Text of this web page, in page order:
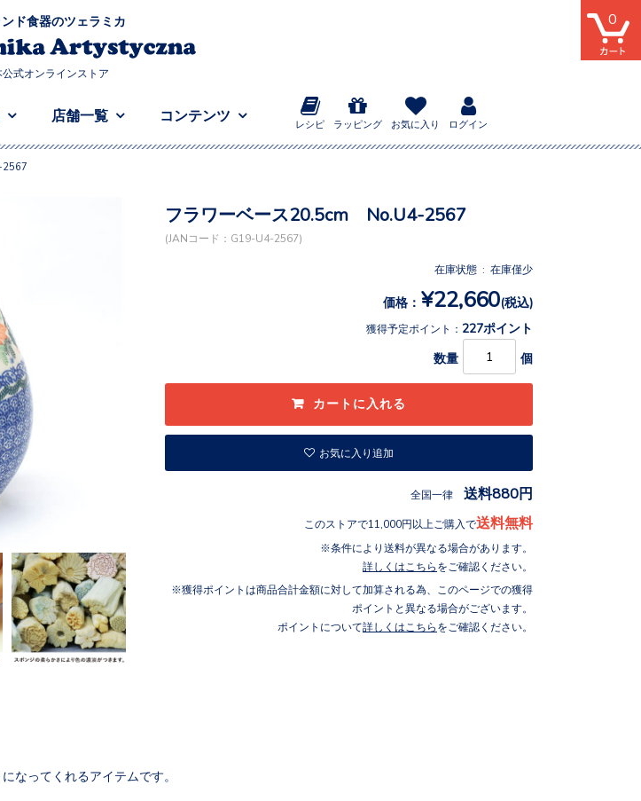
ド食器のツェラミカ
公式オンラインストア
店舗一覧 コンテンツ
レシピ ラッピング お気に入り ログイン
0
2567
フラワーベース20.5cm No.U4-2567
(JANコード：G19-U4-2567)
在庫状態 : 在庫僅少
価格： ¥22,660(税込)
獲得予定ポイント： 227ポイント
数量 個
お気に入り追加
全国一律 送料880円
このストアで11,000円以上ご購入で送料無料
条件により送料が異なる場合があります。
詳しくはこちら をご確認ください。
獲得ポイントは商品合計金額に対して加算される為、このページでの獲得
ポイントと異なる場合がございます。
ポイントについて詳しくはこちら をご確認ください。
なってくれるアイテムです。